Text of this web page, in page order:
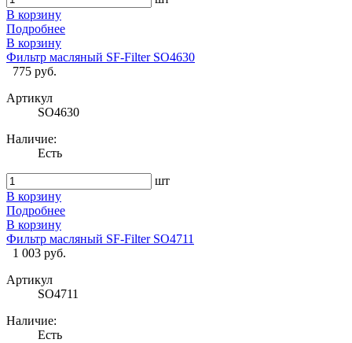
В корзину
Подробнее
В корзину
Фильтр масляный SF-Filter SO4630
775 руб.
Артикул
SO4630
Наличие:
Есть
шт
В корзину
Подробнее
В корзину
Фильтр масляный SF-Filter SO4711
1 003 руб.
Артикул
SO4711
Наличие:
Есть